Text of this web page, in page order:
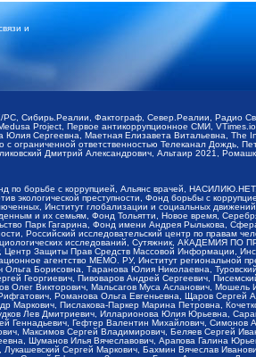
и
Сибирь.Реалии, Фактограф, Север.Реалии, Радио
Project, Первое антикоррупционное СМИ,
Сергеевна, Маетная Елизавета Витальевна, The
ограниченной ответственностью Телеканал Дождь,
Дмитрий Александрович, Альтаир 2021,
по борьбе с коррупцией, Альянс врачей,
преступности, Фонд борьбы с
Институт глобализации и социальных
и их семьям, Фонд Тольятти, Новое время,
Парк Гагарина, Фонд имени Андрея Рылькова,
Российский исследовательский центр по правам
исследований, Сутяжник, АКАДЕМИЯ
Защиты Прав Средств Массовой Информации,
агентство МЕМО. РУ, Институт региональной
Борисовна, Таранова Юлия Николаевна,
Георгиевич, Пивоваров Андрей Сергеевич,
Викторович, Мальсагов Муса Асланович,
Романова Ольга Евгеньевна, Щаров Сергей
Пислакова-Паркер Марина Петровна,
Лев Дмитриевич, Илларионова Юлия Юрьевна,
Гефтер Валентин Михайлович, Симонов
Максимов Сергей Владимирович, Беляев Сергей
Шуманов Илья Вячеславович, Арапова Галина
Сергей Маркович, Бахмин Вячеслав